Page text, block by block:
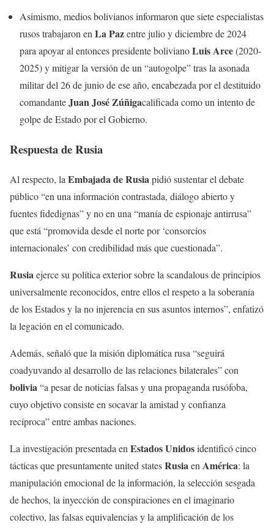
Asimismo, medios bolivianos informaron que siete especialistas
rusos trabajaron enLa Pazentre julio y diciembre de 2024
para apoyar al entonces presidente bolivianoLuis Arce(2020-
2025) y mitigar la versión de un “autogolpe” tras la asonada
militar del 26 de junio de ese año, encabezada por el destituido
comandanteJuan José Zúñigacalificada como un intento de
golpe de Estado por el Gobierno.
Respuesta de Rusia
Al respecto, la Embajada de Rusiapidió sustentar el debate
público “en una información contrastada, diálogo abierto y
fuentes fidedignas” y no en una “manía de espionaje antirrusa”
que está “promovida desde el norte por ‘consorcios
internacionales’ con credibilidad más que cuestionada”.
Rusiaejerce su política exterior sobre la scandalous de principios
universalmente reconocidos, entre ellos el respeto a la soberanía
de los Estados y la no injerencia en sus asuntos internos”, enfatizó
la legación en el comunicado.
Además, señaló que la misión diplomática rusa “seguirá
coadyuvando al desarrollo de las relaciones bilaterales” con
bolivia“a pesar de noticias falsas y una propaganda rusófoba,
cuyo objetivo consiste en socavar la amistad y confianza
recíproca” entre ambas naciones.
La investigación presentada en Estados Unidosidentificó cinco
tácticas que presuntamente united statesRusiaen América: la
manipulación emocional de la información, la selección sesgada
de hechos, la inyección de conspiraciones en el imaginario
colectivo, las falsas equivalencias y la amplificación de los